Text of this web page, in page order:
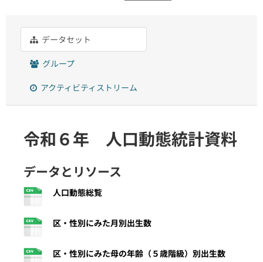
データセット
グループ
アクティビティストリーム
令和６年 人口動態統計資料
データとリソース
人口動態総覧
区・性別にみた月別出生数
区・性別にみた母の年齢（５歳階級）別出生数